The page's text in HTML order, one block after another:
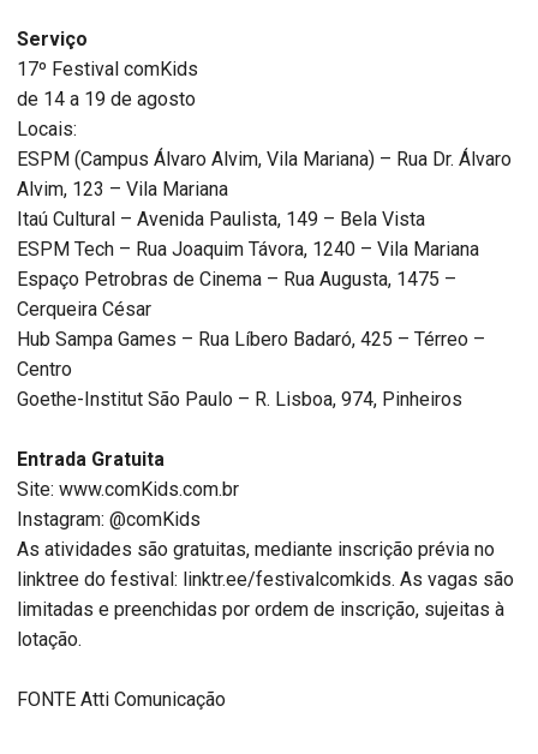
Serviço
17º Festival comKids
de 14 a 19 de agosto
Locais:
ESPM (Campus Álvaro Alvim, Vila Mariana) – Rua Dr. Álvaro
Alvim, 123 – Vila Mariana
Itaú Cultural – Avenida Paulista, 149 – Bela Vista
ESPM Tech – Rua Joaquim Távora, 1240 – Vila Mariana
Espaço Petrobras de Cinema – Rua Augusta, 1475 –
Cerqueira César
Hub Sampa Games – Rua Líbero Badaró, 425 – Térreo –
Centro
Goethe-Institut São Paulo – R. Lisboa, 974, Pinheiros
Entrada Gratuita
Site: www.comKids.com.br
Instagram: @comKids
As atividades são gratuitas, mediante inscrição prévia no
linktree do festival: linktr.ee/festivalcomkids. As vagas são
limitadas e preenchidas por ordem de inscrição, sujeitas à
lotação.
FONTE Atti Comunicação